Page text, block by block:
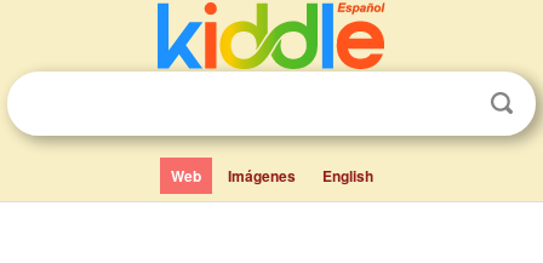
Web Imágenes English